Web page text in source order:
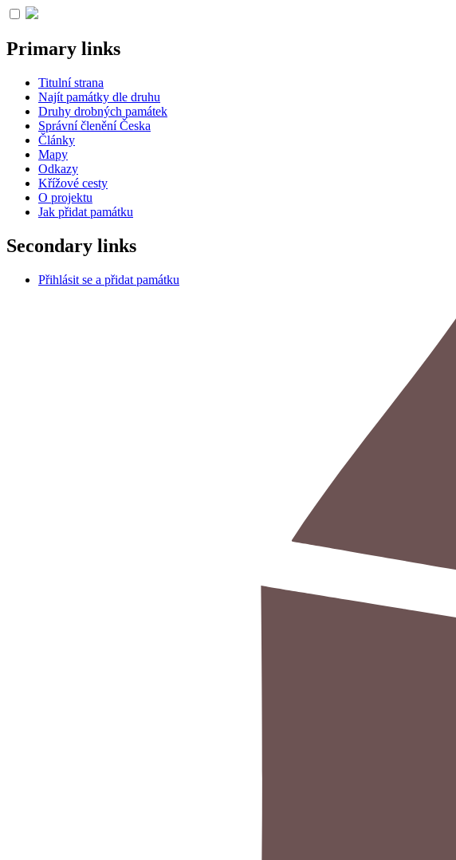
Primary links
Titulní strana
Najít památky dle druhu
Druhy drobných památek
Správní členění Česka
Články
Mapy
Odkazy
Křížové cesty
O projektu
Jak přidat památku
Secondary links
Přihlásit se a přidat památku